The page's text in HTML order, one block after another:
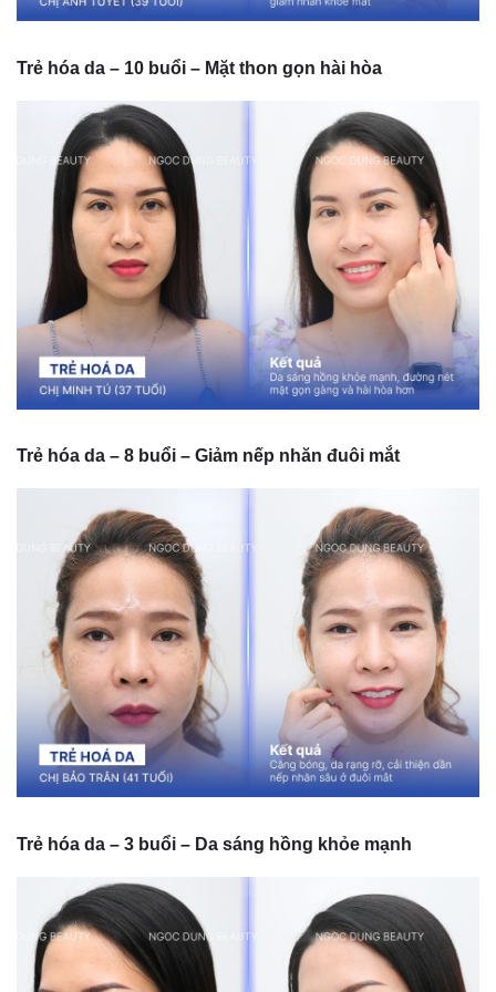
Trẻ hóa da – 10 buổi – Mặt thon gọn hài hòa
Trẻ hóa da – 8 buổi – Giảm nếp nhăn đuôi mắt
Trẻ hóa da – 3 buổi – Da sáng hồng khỏe mạnh